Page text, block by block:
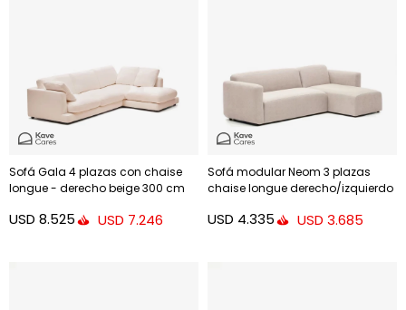
Sofá Gala 4 plazas con chaise
longue - derecho beige 300 cm
USD 8.525 USD 7.246
Sofá modular Neom 3 plazas
chaise longue derecho/izquierdo
USD 4.335 USD 3.685